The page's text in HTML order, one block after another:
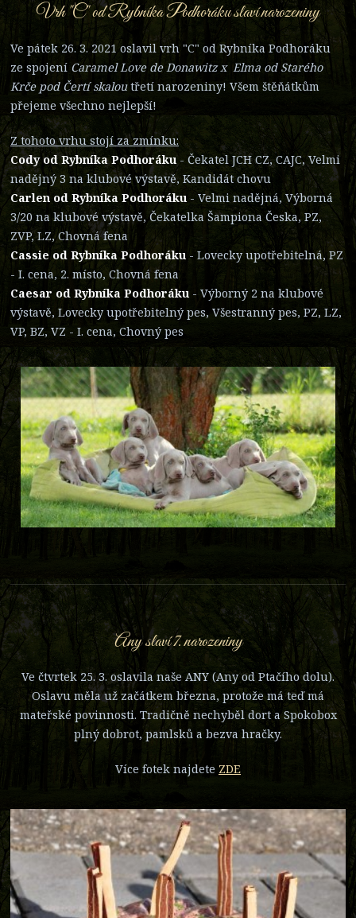
Vrh "C" od Rybníka Podhoráku slaví narozeniny
Ve pátek 26. 3. 2021 oslavil vrh "C" od Rybníka Podhoráku
ze spojení Caramel Love de Donawitz x Elma od Starého
Krče pod Čertí skaloutřetí narozeniny! Všem štěňátkům
přejeme všechno nejlepší!
Z tohoto vrhu stojí za zmínku:
Cody od Rybníka Podhoráku - Čekatel JCH CZ, CAJC, Velmi
nadějný 3 na klubové výstavě, Kandidát chovu
Carlen od Rybníka Podhoráku - Velmi nadějná, Výborná
3/20 na klubové výstavě, Čekatelka Šampiona Česka, PZ,
ZVP, LZ, Chovná fena
Cassie od Rybníka Podhoráku - Lovecky upotřebitelná, PZ
- I. cena, 2. místo, Chovná fena
Caesar od Rybníka Podhoráku - Výborný 2 na klubové
výstavě, Lovecky upotřebitelný pes, Všestranný pes, PZ, LZ,
VP, BZ, VZ - I. cena, Chovný pes
Any slaví 7. narozeniny
Ve čtvrtek 25. 3. oslavila naše ANY (Any od Ptačího dolu).
Oslavu měla už začátkem března, protože má teď má
mateřské povinnosti. Tradičně nechyběl dort a Spokobox
plný dobrot, pamlsků a bezva hračky.
Více fotek najdete ZDE